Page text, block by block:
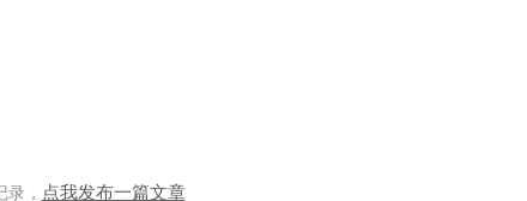
录， 点我发布一篇文章